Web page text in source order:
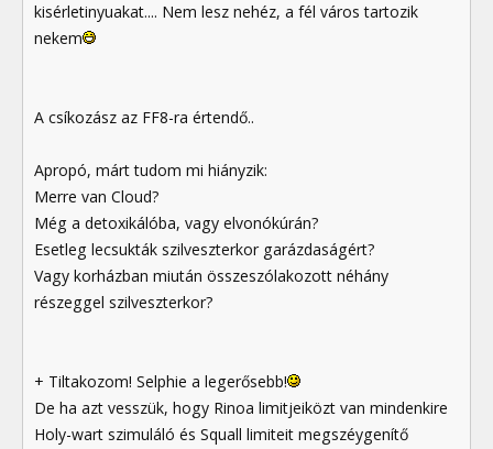
kisérletinyuakat.... Nem lesz nehéz, a fél város tartozik
nekem
A csíkozász az FF8-ra értendő..
Apropó, márt tudom mi hiányzik:
Merre van Cloud?
Még a detoxikálóba, vagy elvonókúrán?
Esetleg lecsukták szilveszterkor garázdaságért?
Vagy korházban miután összeszólakozott néhány
részeggel szilveszterkor?
+ Tiltakozom! Selphie a legerősebb!
De ha azt vesszük, hogy Rinoa limitjeiközt van mindenkire
Holy-wart szimuláló és Squall limiteit megszéygenítő